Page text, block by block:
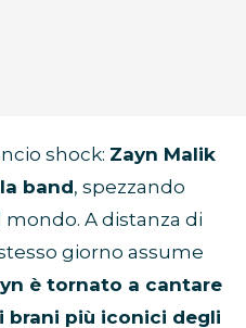
shock: Zayn Malik
band, spezzando
A distanza di
giorno assume
è tornato a cantare
brani più iconici degli